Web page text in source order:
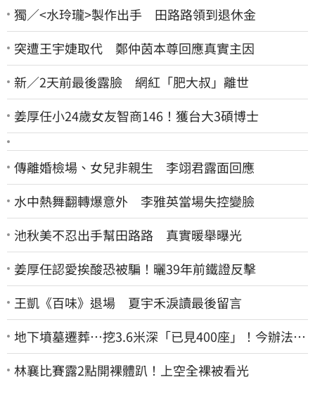
獨／<水玲瓏>製作出手 田路路領到退休金
突遭王宇婕取代 鄭仲茵本尊回應真實主因
新／2天前最後露臉 網紅「肥大叔」離世
姜厚任小24歲女友智商146！獲台大3碩博士
傳離婚檢場、女兒非親生 李翊君露面回應
水中熱舞翻轉爆意外 李雅英當場失控變臉
池秋美不忍出手幫田路路 真實暖舉曝光
姜厚任認愛挨酸恐被騙！曬39年前鐵證反擊
王凱《百味》退場 夏宇禾淚讀最後留言
地下墳墓遷葬…挖3.6米深「已見400座」！今辦法會
安撫祖先
林襄比賽露2點開裸體趴！上空全裸被看光